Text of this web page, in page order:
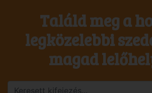
Találd meg a
legközelebbi
magad